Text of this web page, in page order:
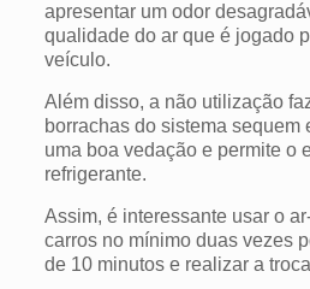
apresentar um odor
qualidade do ar que é jogado
veículo.
Além disso, a não utilização
borrachas do sistema sequem
uma boa vedação e permite o
refrigerante.
Assim, é interessante usar o
carros no mínimo duas vezes
de 10 minutos e realizar a